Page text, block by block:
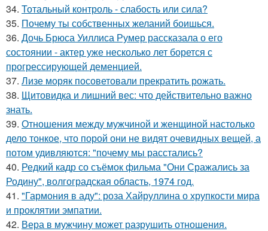
34. Тотальный контроль - слабость или сила?
35. Почему ты собственных желаний боишься.
36. Дочь Брюса Уиллиса Румер рассказала о его
состоянии - актер уже несколько лет борется с
прогрессирующей деменцией.
37. Лизе моряк посоветовали прекратить рожать.
38. Щитовидка и лишний вес: что действительно важно
знать.
39. Отношения между мужчиной и женщиной настолько
дело тонкое, что порой они не видят очевидных вещей, а
потом удивляются: "почему мы расстались?
40. Редкий кадр со съёмок фильма "Они Сражались за
Родину", волгоградская область, 1974 год.
41. "Гармония в аду": роза Хайруллина о хрупкости мира
и проклятии эмпатии.
42. Вера в мужчину может разрушить отношения.